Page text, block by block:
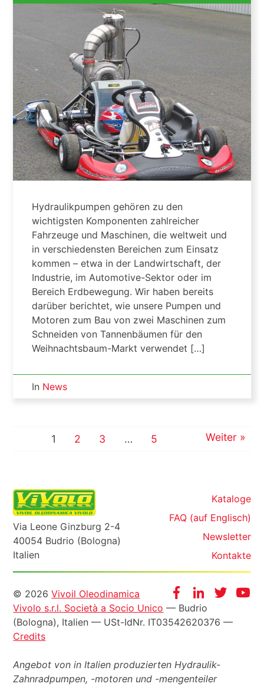
Hydraulikpumpen gehören zu den
wichtigsten Komponenten zahlreicher
Fahrzeuge und Maschinen, die weltweit und
in verschiedensten Bereichen zum Einsatz
kommen – etwa in der Landwirtschaft, der
Industrie, im Automotive-Sektor oder im
Bereich Erdbewegung. Wir haben bereits
darüber berichtet, wie unsere Pumpen und
Motoren zum Bau von zwei Maschinen zum
Schneiden von Tannenbäumen für den
Weihnachtsbaum-Markt verwendet […]
In News
1 2 3 … 5 Weiter »
Via Leone Ginzburg 2-4
40054 Budrio (Bologna)
Italien
Kataloge
FAQ (auf Englisch)
Newsletter
Kontakte
FacebookInstagram
Twitter
Informazioni
legali
© 2026Vivoil Oleodinamica
Vivolo s.r.l. Società a Socio Unico — Budrio
(Bologna), Italien — USt-IdNr. IT03542620376 —
Credits
Angebot von in Italien produzierten Hydraulik-
Zahnradpumpen, -motoren und -mengenteiler